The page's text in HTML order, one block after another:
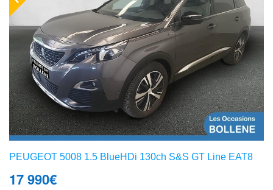
PEUGEOT 5008 1.5 BlueHDi 130ch S&S GT Line EAT8
17 990€